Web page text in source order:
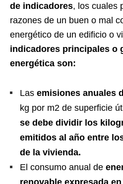
de indicadores, los cuales
razones de un buen o mal
energético de un edificio o
indicadores principales o
energética son:
Las emisiones anuales
kg por m2 de superficie
se debe dividir los
emitidos al año entre
de la vivienda.
El consumo anual de
renovable expresada